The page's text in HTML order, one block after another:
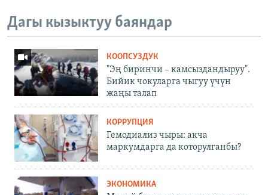
Дагы кызыктуу баяндар
КООПСУЗДУК
"Эң биринчи – камсыздандыруу".
Бийик чокуларга чыгуу үчүн
жаңы талап
КОРРУПЦИЯ
Гемодиализ чыры: акча
маркумдарга да которулганбы?
ЭКОНОМИКА